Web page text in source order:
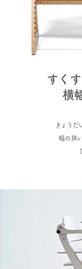
すく
横
きょうだ
幅の狭